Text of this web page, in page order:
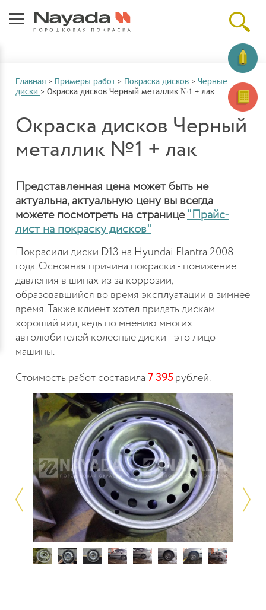
Главная > Примеры работ > Покраска дисков > Черные
диски > Окраска дисков Черный металлик №1 + лак
Окраска дисков Черный
металлик №1 + лак
Представленная цена может быть не
актуальна, актуальную цену вы всегда
можете посмотреть на странице "Прайс-
лист на покраску дисков"
Покрасили диски D13 на Hyundai Elantra 2008
года. Основная причина покраски - понижение
давления в шинах из за коррозии,
образовавшийся во время эксплуатации в зимнее
время. Также клиент хотел придать дискам
хороший вид, ведь по мнению многих
автолюбителей колесные диски - это лицо
машины.
Стоимость работ составила 7 395 рублей.